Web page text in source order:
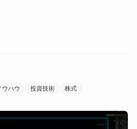
ウハウ 投資技術 株式